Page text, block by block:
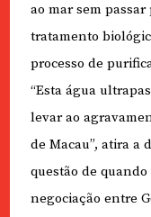
ao mar sem
tratamento
processo de
“Esta água
levar ao
de Macau”, atira a
questão de
negociação entre